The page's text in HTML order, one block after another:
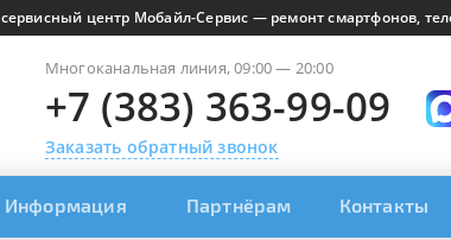
центр Мобайл-Сервис — ремонт смартфонов,
Многоканальная линия, 09:00 — 20:00
+7 (383) 363-99-09
Заказать обратный звонок
Информация Партнёрам Контакты